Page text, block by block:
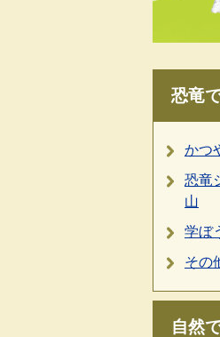
恐竜
かつ
恐竜
山
学ぼ
その
自然